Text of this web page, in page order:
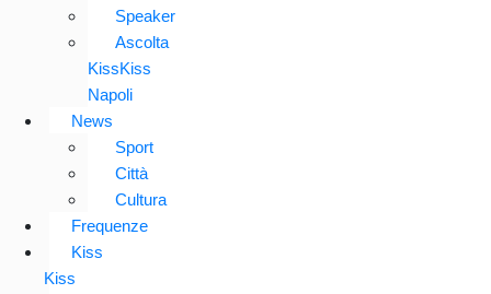
Speaker
Ascolta
KissKiss
Napoli
News
Sport
Città
Cultura
Frequenze
Kiss
Kiss